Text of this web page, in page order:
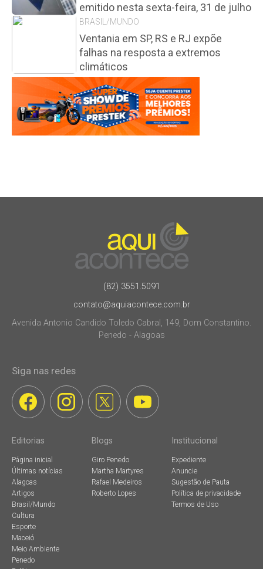
emitido nesta sexta-feira, 31 de julho
BRASIL/MUNDO
Ventania em SP, RS e RJ expõe
falhas na resposta a extremos
climáticos
(82) 3551.5091
contato@aquiacontece.com.br
Avenida Antonio Candido Toledo Cabral, 149, Dom Constantino.
Penedo - Alagoas
Siga nas redes
Editorias
Página inicial
Últimas notícias
Alagoas
Artigos
Brasil/Mundo
Cultura
Esporte
Maceió
Meio Ambiente
Penedo
Blogs
Giro Penedo
Martha Martyres
Rafael Medeiros
Roberto Lopes
Institucional
Expediente
Anuncie
Sugestão de Pauta
Política de privacidade
Termos de Uso